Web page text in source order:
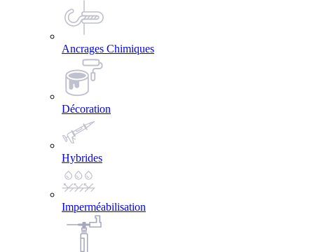
Ancrages Chimiques
Décoration
Hybrides
Imperméabilisation